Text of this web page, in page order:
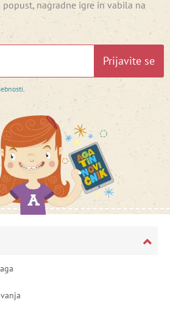
nagradne igre in vabila na
Prijavite se